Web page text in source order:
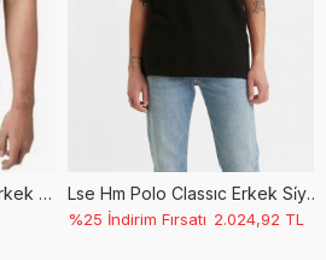
Ao0651 Sılver Rıdge2 0 Erkek Bej Gömlek Lse Hm Polo Classıc Erkek Si̇yah Gömlek
%25 İndirim Fırsatı 2.024,92 TL